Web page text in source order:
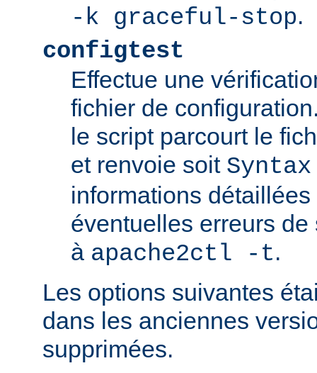
-k graceful-stop.
configtest
Effectue une
fichier de
le script parcourt le
et renvoie soit Syntax
informations
éventuelles erreurs
à apache2ctl -t.
Les options suivantes
dans les anciennes
supprimées.